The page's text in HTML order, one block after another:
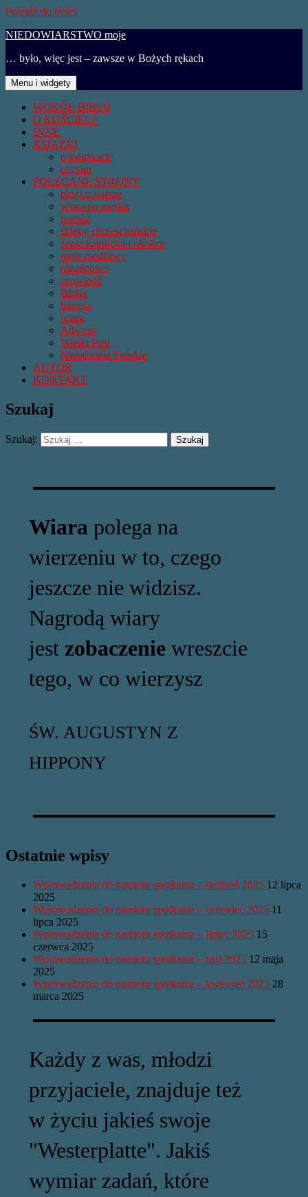
Przejdź do treści
NIEDOWIARSTWO moje
… było, więc jest – zawsze w Bożych rękach
Menu i widgety
WOKÓŁ BIBLII
O KOŚCIELE
INNE
KSIĄŻKI
o książkach
czytam
POLECANE STRONY
blogi o wierze
wiara po męsku
pomóż
sklepy chrześcijańskie
prasa katolicka i okolice
moje modlitwy
różańcowo
spowiedź
Biblia
liturgia
wiara
Adwent
Wielki Post
Narodzenie Pańskie
AUTOR
KONTAKT
Szukaj
Szukaj:
Wiara polega na
wierzeniu w to, czego
jeszcze nie widzisz.
Nagrodą wiary
jest zobaczeniewreszcie
tego, w co wierzysz
ŚW. AUGUSTYN Z
HIPPONY
Ostatnie wpisy
Wprowadzenia do namiotu spotkania – sierpień 2025 12 lipca
2025
Wprowadzenia do namiotu spotkania – czerwiec 2025 11
lipca 2025
Wprowadzenia do namiotu spotkania – lipiec 2025 15
czerwca 2025
Wprowadzenia do namiotu spotkania – maj 2025 12 maja
2025
Wprowadzenia do namiotu spotkania – kwiecień 2025 28
marca 2025
Każdy z was, młodzi
przyjaciele, znajduje też
w życiu jakieś swoje
"Westerplatte". Jakiś
wymiar zadań, które